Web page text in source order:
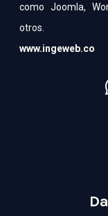
como Joomla,
otros.
www.ingeweb.co